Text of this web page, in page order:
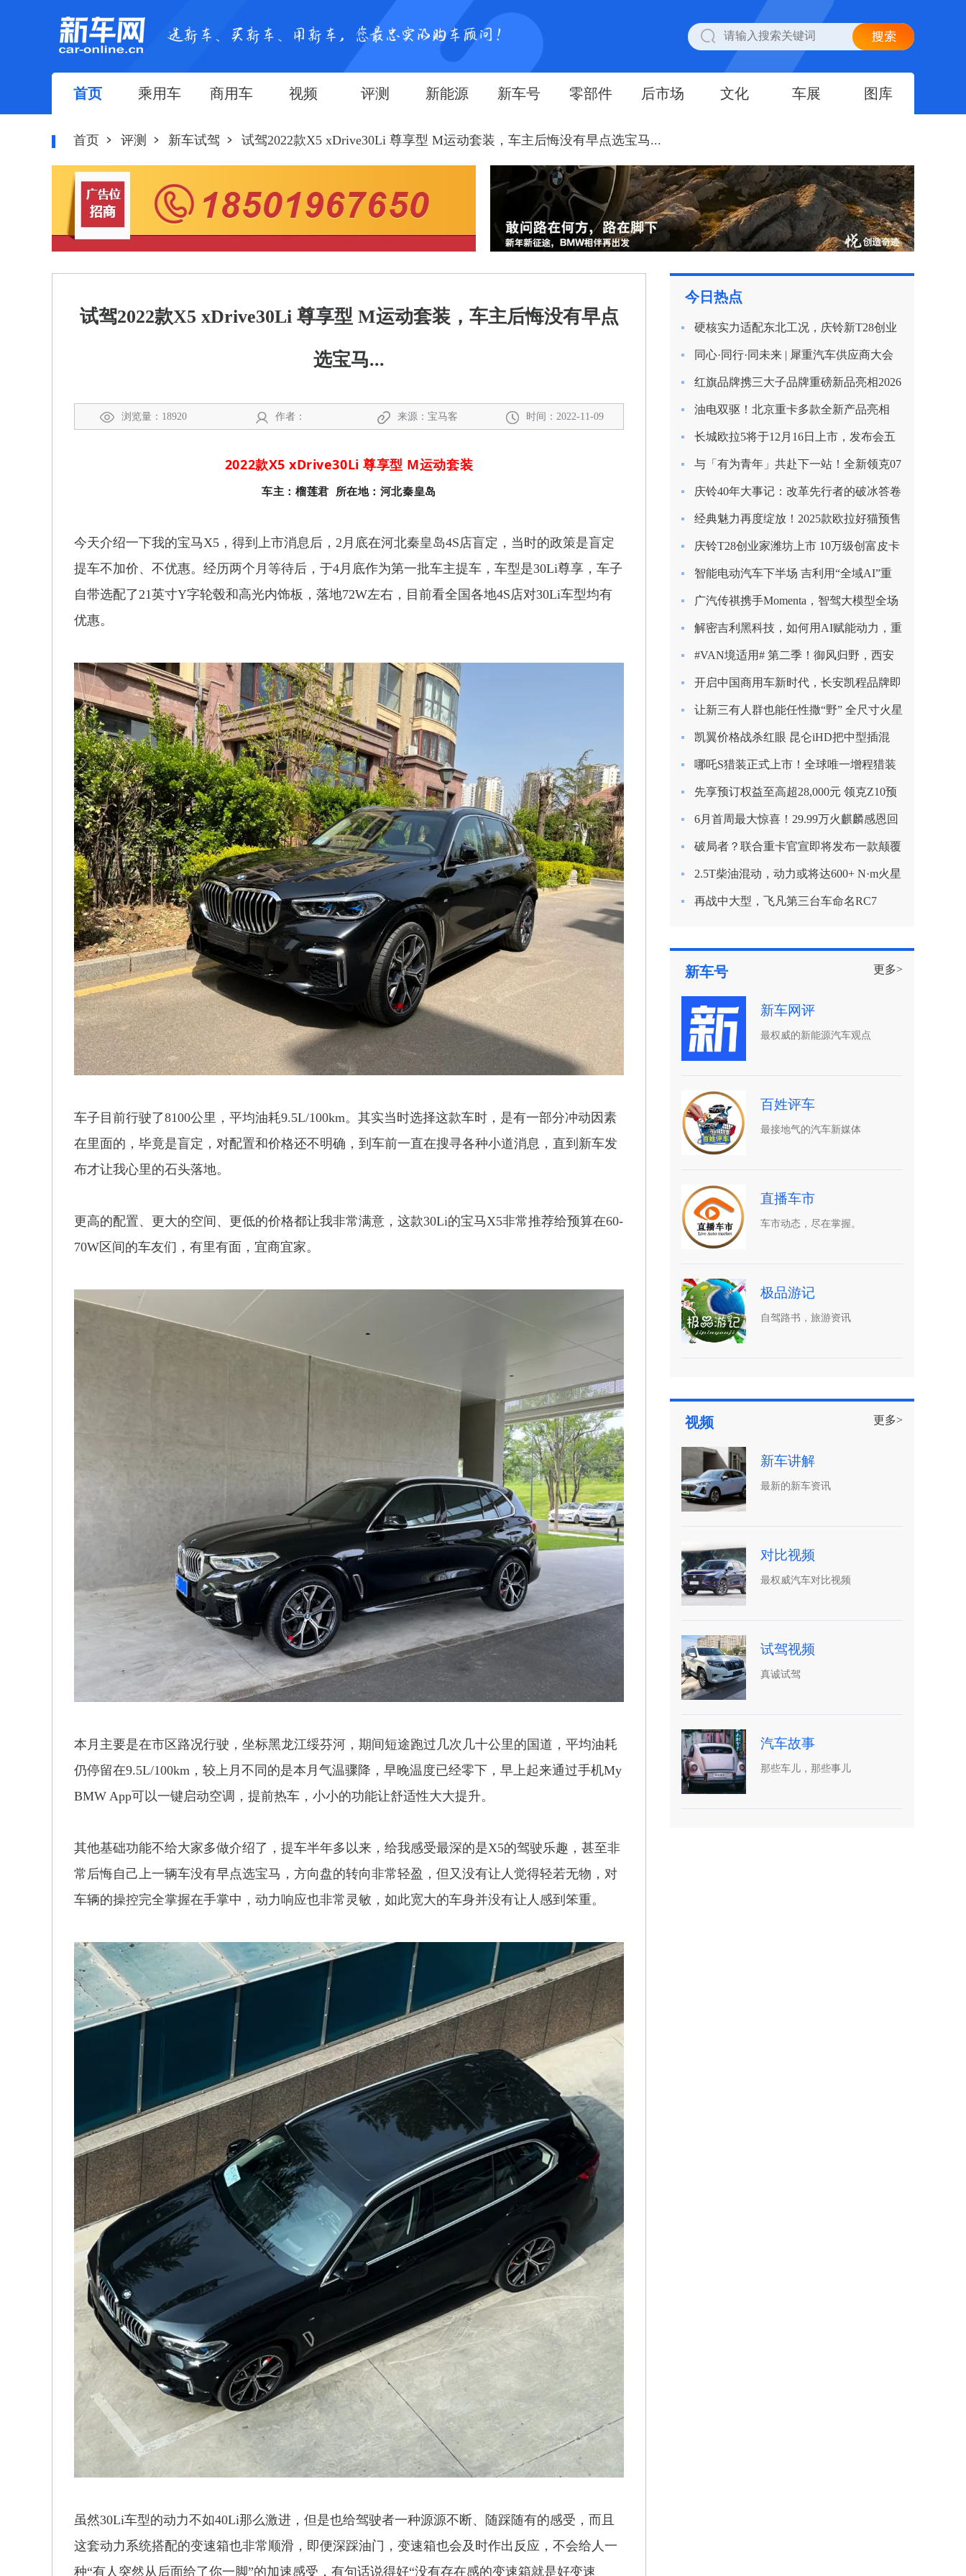
首页 乘用车 商用车 视频 评测 新能源 新车号 零部件 后市场 文化 车展 图库
首页 评测 新车试驾 试驾2022款X5 xDrive30Li 尊享型 M运动套装，车主后悔没有早点选宝马...
试驾2022款X5 xDrive30Li 尊享型 M运动套装，车主后悔没有早点
选宝马...
浏览量：18920 作者： 来源：宝马客 时间：2022-11-09
2022款X5 xDrive30Li 尊享型 M运动套装
车主：榴莲君 所在地：河北秦皇岛
今天介绍一下我的宝马X5，得到上市消息后，2月底在河北秦皇岛4S店盲定，当时的政策是盲定
提车不加价、不优惠。经历两个月等待后，于4月底作为第一批车主提车，车型是30Li尊享，车子
自带选配了21英寸Y字轮毂和高光内饰板，落地72W左右，目前看全国各地4S店对30Li车型均有
优惠。
车子目前行驶了8100公里，平均油耗9.5L/100km。其实当时选择这款车时，是有一部分冲动因素
在里面的，毕竟是盲定，对配置和价格还不明确，到车前一直在搜寻各种小道消息，直到新车发
布才让我心里的石头落地。
更高的配置、更大的空间、更低的价格都让我非常满意，这款30Li的宝马X5非常推荐给预算在60-
70W区间的车友们，有里有面，宜商宜家。
本月主要是在市区路况行驶，坐标黑龙江绥芬河，期间短途跑过几次几十公里的国道，平均油耗
仍停留在9.5L/100km，较上月不同的是本月气温骤降，早晚温度已经零下，早上起来通过手机My
BMW App可以一键启动空调，提前热车，小小的功能让舒适性大大提升。
其他基础功能不给大家多做介绍了，提车半年多以来，给我感受最深的是X5的驾驶乐趣，甚至非
常后悔自己上一辆车没有早点选宝马，方向盘的转向非常轻盈，但又没有让人觉得轻若无物，对
车辆的操控完全掌握在手掌中，动力响应也非常灵敏，如此宽大的车身并没有让人感到笨重。
虽然30Li车型的动力不如40Li那么激进，但是也给驾驶者一种源源不断、随踩随有的感受，而且
这套动力系统搭配的变速箱也非常顺滑，即便深踩油门，变速箱也会及时作出反应，不会给人一
种“有人突然从后面给了你一脚”的加速感受，有句话说得好“没有存在感的变速箱就是好变速
今日热点
硬核实力适配东北工况，庆铃新T28创业
家长春上市圆满收官
同心·同行·同未来 | 犀重汽车供应商大会
圆满落幕
红旗品牌携三大子品牌重磅新品亮相2026
北京车展
油电双驱！北京重卡多款全新产品亮相
2026合作伙伴大会
长城欧拉5将于12月16日上市，发布会五
大看点提前揭秘！
与「有为青年」共赴下一站！全新领克07
EM-P上市限时价13.98万起
庆铃40年大事记：改革先行者的破冰答卷
（1985-1993）
经典魅力再度绽放！2025款欧拉好猫预售
启程，8.98万元起！
庆铃T28创业家潍坊上市 10万级创富皮卡
再树标杆
智能电动汽车下半场 吉利用“全域AI”重
塑安全边界
广汽传祺携手Momenta，智驾大模型全场
景落地
解密吉利黑科技，如何用AI赋能动力，重
新定义混动节能？
#VAN境适用# 第二季！御风归野，西安
房车之旅
开启中国商用车新时代，长安凯程品牌即
将焕新启航
让新三有人群也能任性撒“野” 全尺寸火星
9越野版渲染图曝光
凯翼价格战杀红眼 昆仑iHD把中型插混
SUV杀到9.99万
哪吒S猎装正式上市！全球唯一增程猎装
轿车起售价15.99万
先享预订权益至高超28,000元 领克Z10预
订开启
6月首周最大惊喜！29.99万火麒麟感恩回
归！
破局者？联合重卡官宣即将发布一款颠覆
行业的产品！
2.5T柴油混动，动力或将达600+ N·m火星
皮卡越野越心动
再战中大型，飞凡第三台车命名RC7
新车号 更多>
新车网评
最权威的新能源汽车观点
百姓评车
最接地气的汽车新媒体
直播车市
车市动态，尽在掌握。
极品游记
自驾路书，旅游资讯
视频 更多>
新车讲解
最新的新车资讯
对比视频
最权威汽车对比视频
试驾视频
真诚试驾
汽车故事
那些车儿，那些事儿